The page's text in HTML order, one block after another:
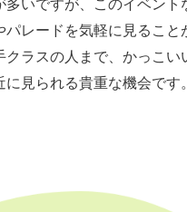
いですが、このイベント
レードを気軽に見ること
クラスの人まで、かっこ
に見られる貴重な機会です